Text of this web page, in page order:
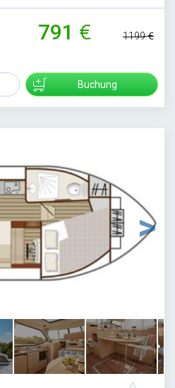
791 1199
Buchung